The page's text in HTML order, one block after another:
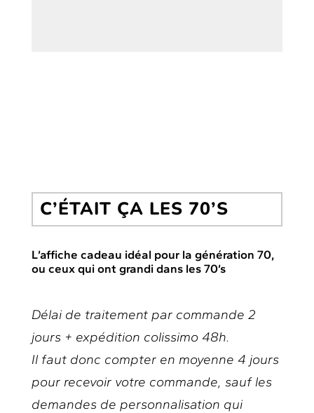
C’ÉTAIT ÇA LES 70’S
L’affiche cadeau idéal pour la génération 70,
ou ceux qui ont grandi dans les 70’s
Délai de traitement par commande 2
jours + expédition colissimo 48h.
Il faut donc compter en moyenne 4 jours
pour recevoir votre commande, sauf les
demandes de personnalisation qui